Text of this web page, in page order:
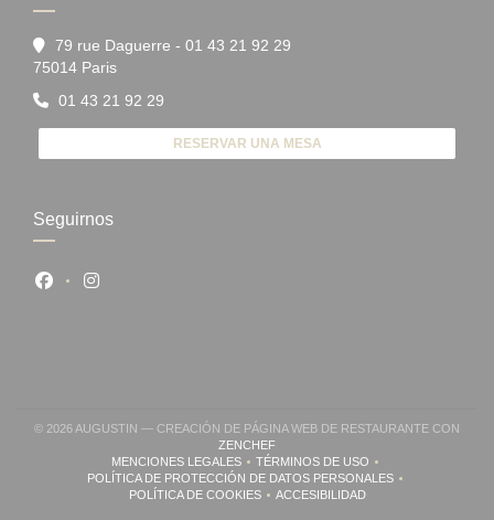
79 rue Daguerre - 01 43 21 92 29
75014 Paris((abre en una nueva ventana))
01 43 21 92 29
RESERVAR UNA MESA
Seguirnos
Facebook ((abre en una nueva ventana))
Instagram ((abre en una nueva ventana))
© 2026 AUGUSTIN — CREACIÓN DE PÁGINA WEB DE RESTAURANTE CON
ZENCHEF((ABRE EN UNA NUEVA VENTANA))
MENCIONES LEGALES((ABRE EN UNA NUEVA VENTANA))
TÉRMINOS DE USO((ABRE EN UNA NUEVA
POLÍTICA DE PROTECCIÓN DE DATOS PERSONALES
((ABRE EN UNA NUEVA VENTANA))
POLÍTICA DE COOKIES((ABRE EN UNA NUEVA VENTANA))
ACCESIBILIDAD((ABRE EN UNA NUEVA